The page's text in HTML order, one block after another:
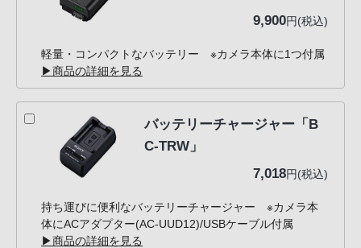
9,900円(税込)
軽量・コンパクトなバッテリー ※カメラ本体に1つ付属
▶商品の詳細を見る
バッテリーチャージャー「B
C-TRW」
7,018円(税込)
持ち運びに便利なバッテリーチャージャー ※カメラ本
体にACアダプター(AC-UUD12)/USBケーブル付属
▶商品の詳細を見る